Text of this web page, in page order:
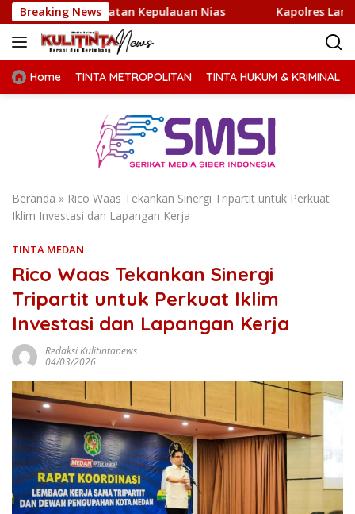
Langsung
ke
konten
Breaking News
Kepulauan Nias Kapolres Langkat Gelar
Home TINTA METROPOLITAN TINTA HUKUM & KRIMINAL
Beranda » Rico Waas Tekankan Sinergi Tripartit untuk Perkuat
Iklim Investasi dan Lapangan Kerja
TINTA MEDAN
Rico Waas Tekankan Sinergi
Tripartit untuk Perkuat Iklim
Investasi dan Lapangan Kerja
Redaksi Kulitintanews
04/03/2026